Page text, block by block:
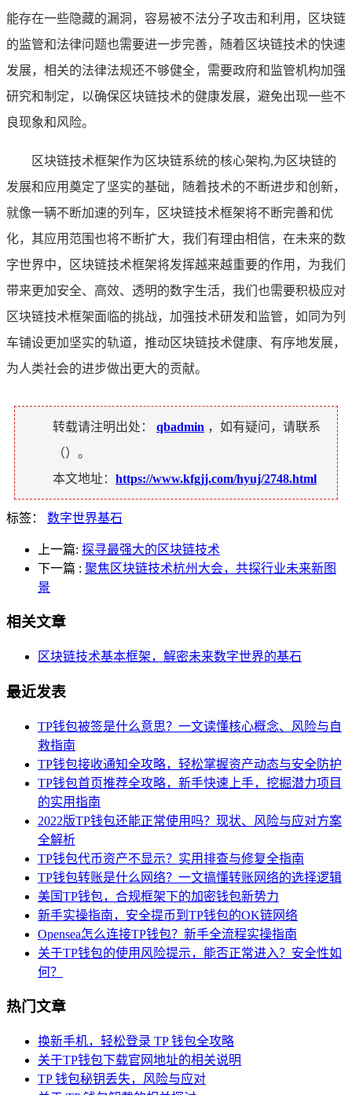
能存在一些隐藏的漏洞，容易被不法分子攻击和利用，区块链
的监管和法律问题也需要进一步完善，随着区块链技术的快速
发展，相关的法律法规还不够健全，需要政府和监管机构加强
研究和制定，以确保区块链技术的健康发展，避免出现一些不
良现象和风险。
区块链技术框架作为区块链系统的核心架构,为区块链的
发展和应用奠定了坚实的基础，随着技术的不断进步和创新，
就像一辆不断加速的列车，区块链技术框架将不断完善和优
化，其应用范围也将不断扩大，我们有理由相信，在未来的数
字世界中，区块链技术框架将发挥越来越重要的作用，为我们
带来更加安全、高效、透明的数字生活，我们也需要积极应对
区块链技术框架面临的挑战，加强技术研发和监管，如同为列
车铺设更加坚实的轨道，推动区块链技术健康、有序地发展，
为人类社会的进步做出更大的贡献。
转载请注明出处： qbadmin ，如有疑问，请联系
（）。
本文地址： https://www.kfgjj.com/hyuj/2748.html
标签： 数字世界基石
上一篇: 探寻最强大的区块链技术
下一篇 : 聚焦区块链技术杭州大会，共探行业未来新图
景
相关文章
区块链技术基本框架，解密未来数字世界的基石
最近发表
TP钱包被签是什么意思？一文读懂核心概念、风险与自
救指南
TP钱包接收通知全攻略，轻松掌握资产动态与安全防护
TP钱包首页推荐全攻略，新手快速上手，挖掘潜力项目
的实用指南
2022版TP钱包还能正常使用吗？现状、风险与应对方案
全解析
TP钱包代币资产不显示？实用排查与修复全指南
TP钱包转账是什么网络？一文搞懂转账网络的选择逻辑
美国TP钱包，合规框架下的加密钱包新势力
新手实操指南，安全提币到TP钱包的OK链网络
Opensea怎么连接TP钱包？新手全流程实操指南
关于TP钱包的使用风险提示，能否正常进入？安全性如
何？
热门文章
换新手机，轻松登录 TP 钱包全攻略
关于TP钱包下载官网地址的相关说明
TP 钱包秘钥丢失，风险与应对